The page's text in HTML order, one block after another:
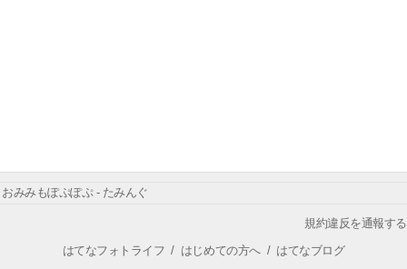
おみみもぽぷぽぷ - たみんぐ
規約違反を通報する
はてなフォトライフ / はじめての方へ/ はてなブログ